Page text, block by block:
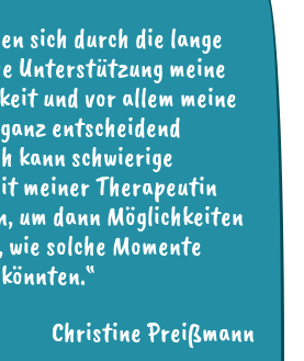
sich durch die lange
Unterstützung meine
und vor allem meine
entscheidend
kann schwierige
meiner Therapeutin
um dann Möglichkeiten
solche Momente
Christine Preißmann